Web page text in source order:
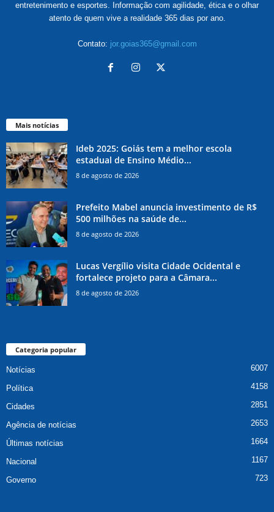
entretenimento e esportes. Informação com agilidade, ética e o olhar
atento de quem vive a realidade 365 dias por ano.
Contato: jor.goias365@gmail.com
Mais notícias
Ideb 2025: Goiás tem a melhor escola
estadual de Ensino Médio...
8 de agosto de 2026
Prefeito Mabel anuncia investimento de R$
500 milhões na saúde de...
8 de agosto de 2026
Lucas Vergílio visita Cidade Ocidental e
fortalece projeto para a Câmara...
8 de agosto de 2026
Categoria popular
Notícias 6007
Política 4158
Cidades 2851
Agência de notícias 2653
Últimas notícias 1664
Nacional 1167
Governo 723